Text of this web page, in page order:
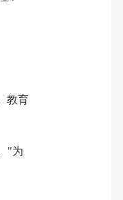
教育
"为